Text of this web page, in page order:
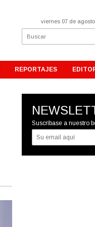
viernes 07 de
REPORTAJES
Suscríbase a nuestro